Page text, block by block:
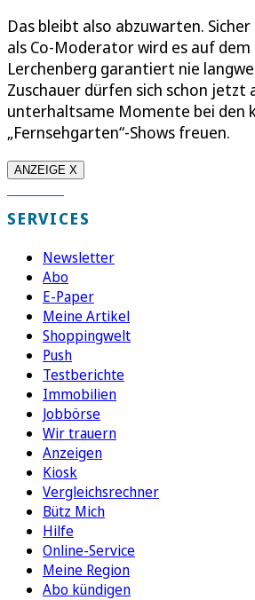
Das bleibt also abzuwarten.
als Co-Moderator wird es auf
Lerchenberg garantiert nie
Zuschauer dürfen sich schon jetzt
unterhaltsame Momente bei den
„Fernsehgarten“-Shows freuen.
ANZEIGE X
SERVICES
Newsletter
Abo
E-Paper
Meine Artikel
Shoppingwelt
Push
Testberichte
Immobilien
Jobbörse
Wir trauern
Anzeigen
Kiosk
Vergleichsrechner
Bütz Mich
Hilfe
Online-Service
Meine Region
Abo kündigen